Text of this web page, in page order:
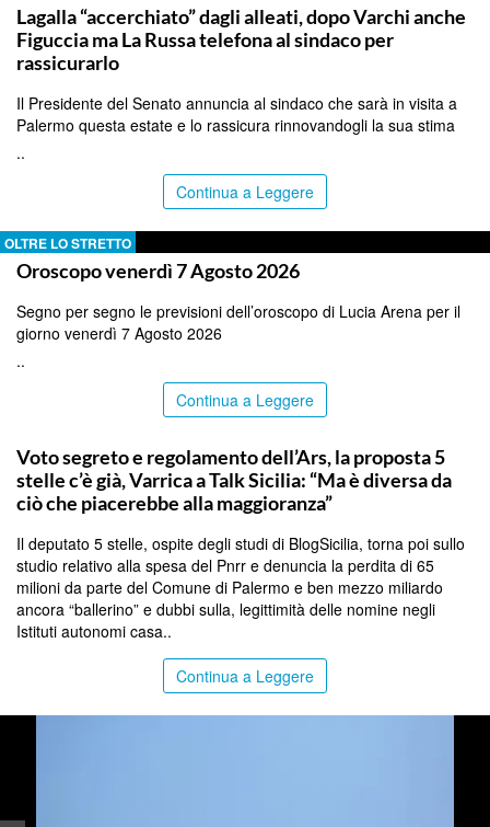
Lagalla “accerchiato” dagli alleati, dopo Varchi anche
Figuccia ma La Russa telefona al sindaco per
rassicurarlo
Il Presidente del Senato annuncia al sindaco che sarà in visita a
Palermo questa estate e lo rassicura rinnovandogli la sua stima
..
Continua a Leggere
OLTRE LO STRETTO
Oroscopo venerdì 7 Agosto 2026
Segno per segno le previsioni dell’oroscopo di Lucia Arena per il
giorno venerdì 7 Agosto 2026
..
Continua a Leggere
Voto segreto e regolamento dell’Ars, la proposta 5
stelle c’è già, Varrica a Talk Sicilia: “Ma è diversa da
ciò che piacerebbe alla maggioranza”
Il deputato 5 stelle, ospite degli studi di BlogSicilia, torna poi sullo
studio relativo alla spesa del Pnrr e denuncia la perdita di 65
milioni da parte del Comune di Palermo e ben mezzo miliardo
ancora “ballerino” e dubbi sulla, legittimità delle nomine negli
Istituti autonomi casa..
Continua a Leggere